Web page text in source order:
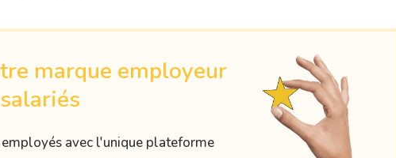
marque employeur
avec l'unique plateforme